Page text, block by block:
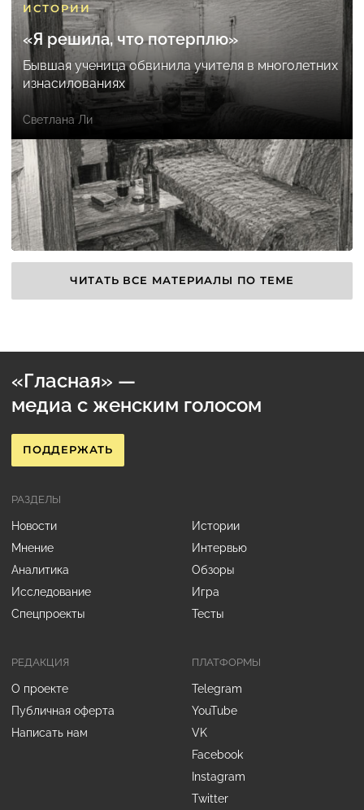
ИСТОРИИ
«Я решила, что потерплю»
Бывшая ученица обвинила учителя в многолетних
изнасилованиях
Светлана Ли
ЧИТАТЬ ВСЕ МАТЕРИАЛЫ ПО ТЕМЕ
«Гласная» —
медиа с женским голосом
ПОДДЕРЖАТЬ
РЕДАКЦИЯ
О проекте
Публичная оферта
Написать нам
РАЗДЕЛЫ
Новости
Истории
Мнение
Интервью
Аналитика
Обзоры
Исследование
Игра
Спецпроекты
Тесты
ПЛАТФОРМЫ
Telegram
YouTube
VK
Facebook
Instagram
Twitter